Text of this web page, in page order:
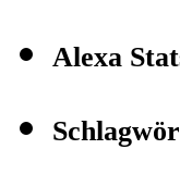
Alexa